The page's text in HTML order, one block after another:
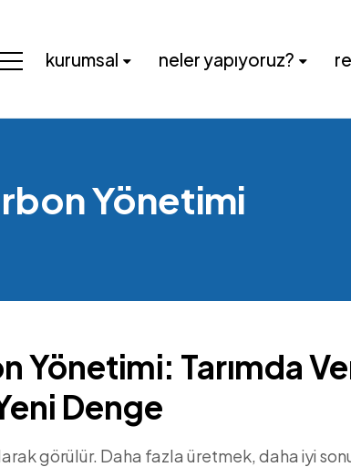
kurumsal neler yapıyoruz?
Yönetimi
Yönetimi: Tarımda
Denge
görülür. Daha fazla üretmek, daha iyi